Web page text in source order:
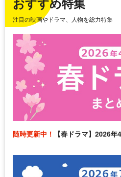
注目の映画やドラマ、人物を総力特集
随時更新中！ 【春ドラマ】2026